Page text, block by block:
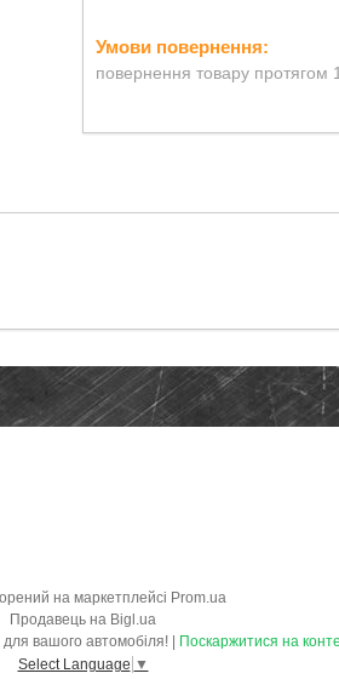
повернення товару протягом
на маркетплейсі Prom.ua
Продавець на Bigl.ua
Поскаржитися на
Select Language ▼